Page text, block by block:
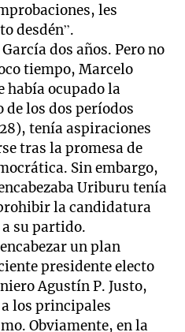
les
desdén”.
dos años. Pero no
tiempo, Marcelo
había ocupado la
de los dos períodos
tenía aspiraciones
tras la promesa de
Sin embargo,
Uriburu tenía
la candidatura
su partido.
un plan
presidente electo
Agustín P. Justo,
los principales
Obviamente, en la